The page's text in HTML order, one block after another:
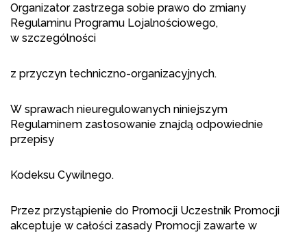
Organizator zastrzega sobie prawo do zmiany
Regulaminu Programu Lojalnościowego,
w szczególności
z przyczyn techniczno-organizacyjnych.
W sprawach nieuregulowanych niniejszym
Regulaminem zastosowanie znajdą odpowiednie
przepisy
Kodeksu Cywilnego.
Przez przystąpienie do Promocji Uczestnik Promocji
akceptuje w całości zasady Promocji zawarte w